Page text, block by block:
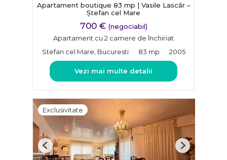
Apartament boutique 83 mp | Vasile Lascăr –
Ștefan cel Mare
700 € (negociabil)
Apartament cu 2 camere de închiriat
Stefan cel Mare, Bucuresti
83 mp 2005
Vezi mai multe detalii
Exclusivitate
Previous Next